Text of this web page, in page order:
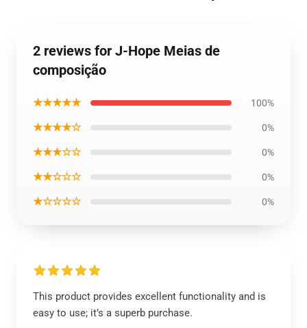
2 reviews for J-Hope Meias de
composição
★★★★★ 100%
★★★★☆ 0%
★★★☆☆ 0%
★★☆☆☆ 0%
★☆☆☆☆ 0%
This product provides excellent functionality and is
easy to use; it’s a superb purchase.